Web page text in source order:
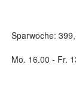
Sparwoche:
Mo. 16.00 - Fr.